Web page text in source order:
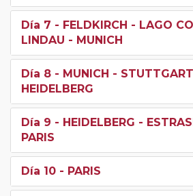
Día 7 - FELDKIRCH - LAGO
LINDAU - MUNICH
Día 8 - MUNICH -
HEIDELBERG
Día 9 - HEIDELBERG -
PARIS
Día 10 - PARIS